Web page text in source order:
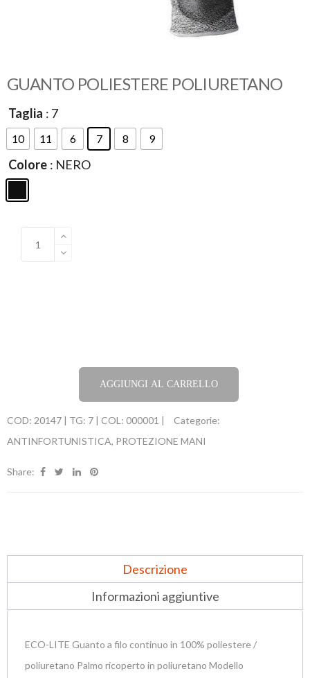
GUANTO POLIESTERE POLIURETANO
Taglia : 7
10 11 6 7 8 9
Colore : NERO
AGGIUNGI AL CARRELLO
COD: 20147 | TG: 7 | COL: 000001 |
Categorie:
ANTINFORTUNISTICA, PROTEZIONE MANI
Share:
Descrizione
Informazioni aggiuntive
ECO-LITE Guanto a filo continuo in 100% poliestere /
poliuretano Palmo ricoperto in poliuretano Modello